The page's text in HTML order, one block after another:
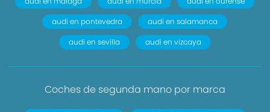
audi en pontevedra
audi en salamanca
audi en sevilla
audi en vizcaya
Coches de segunda mano por marca